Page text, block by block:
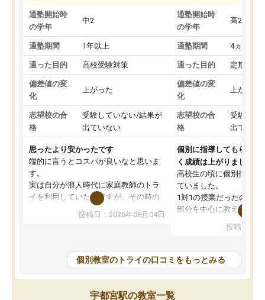
通塾開始時
の学年
中2
通塾期間 1年以上
通った目的 高校受験対策
偏差値の変
化
上がった
志望校の合
格
受験していない/結果が
出ていない
思ったより安かったです
端的に言うとコスパが良いなと思いま
す。
実は自分が浪人時代に家庭教師のトラ
イを利用していたのですが、その時の
月謝がとても高くトライに良いイメー
ジがありませんでした。
し始めた形です。
しかし、以前とは違い料金がリーズナ
ブルでびっくりしました。
通って1年以上ですが、勉強への取り組
投稿日：2026年08月04日
通塾開始時
の学年
高2
通塾期間 4ヵ月～1
通った目的 定期テス
偏差値の変
化
上がった
志望校の合
格
受験して
出ていな
個別に指導してもらえる
く成績は上がりました。
高校生の頃に個別指導の
ていました。
1対1の授業だったので、
部分を中心に教えてもら
わからないところもそ
もらえたので、勉強への
しずつなくなりました。
その結果成績も上がり、
投稿日：
個別教室のトライの口コミをもっとみる
宇都宮駅の教室一覧